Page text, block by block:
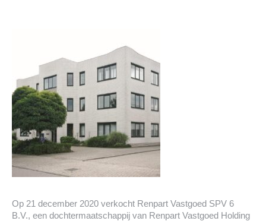
Op 21 december 2020 verkocht Renpart Vastgoed SPV 6
B.V., een dochtermaatschappij van Renpart Vastgoed Holding